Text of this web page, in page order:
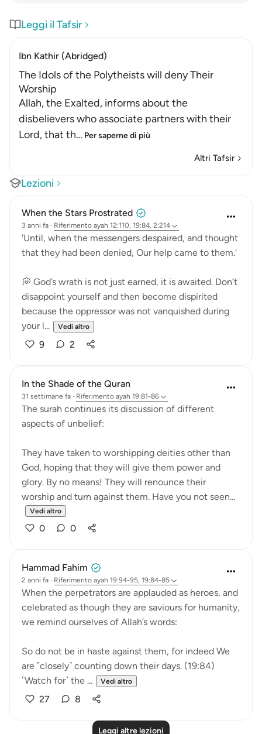
Leggi il Tafsir
Ibn Kathir (Abridged)
The Idols of the Polytheists will deny Their
Worship
Allah, the Exalted, informs about the
disbelievers who associate partners with their
Lord, that th… Per saperne di più
Altri Tafsir
Lezioni
When the Stars Prostrated
3 anni fa · Riferimento ayah 12:110, 19:84, 2:214
'Until, when the messengers despaired, and thought
that they had been denied, Our help came to them.'
💭 God’s wrath is not just earned, it is awaited. Don’t
disappoint yourself and then become dispirited
because the oppressor was not vanquished during
your l...
Vedi altro
9 2
In the Shade of the Quran
31 settimane fa · Riferimento ayah 19:81-86
The surah continues its discussion of different
aspects of unbelief:
They have taken to worshipping deities other than
God, hoping that they will give them power and
glory. By no means! They will renounce their
worship and turn against them. Have you not seen...
Vedi altro
0 0
Hammad Fahim
2 anni fa · Riferimento ayah 19:94-95, 19:84-85
When the perpetrators are applauded as heroes, and
celebrated as though they are saviours for humanity,
we remind ourselves of Allah’s words:
So do not be in haste against them, for indeed We
are ˹closely˺ counting down their days. (19:84)
˹Watch for˺ the ...
Vedi altro
27 8
Leggi altre lezioni